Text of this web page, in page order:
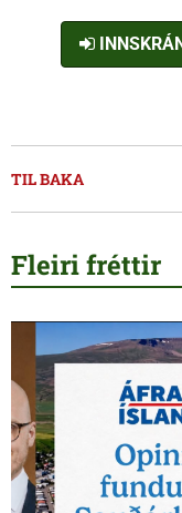
TIL BAKA
Fleiri fréttir